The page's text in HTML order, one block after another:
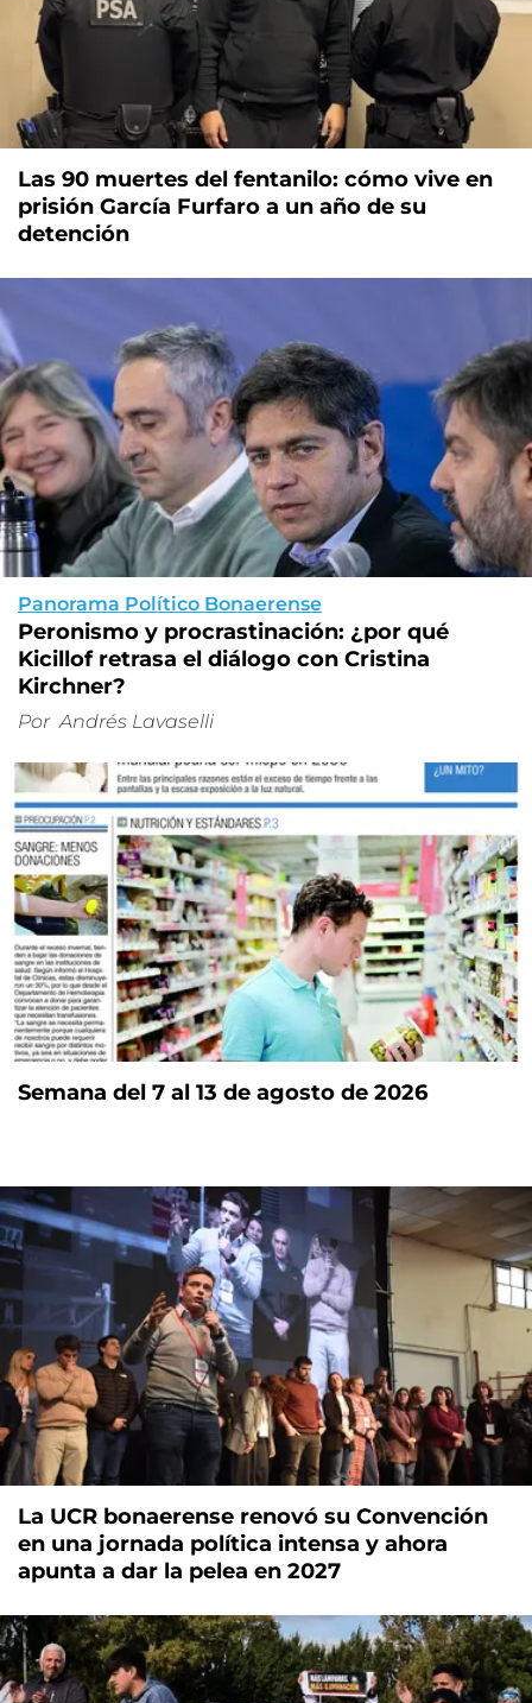
Las 90 muertes del fentanilo: cómo vive en
prisión García Furfaro a un año de su
detención
Panorama Político Bonaerense
Peronismo y procrastinación: ¿por qué
Kicillof retrasa el diálogo con Cristina
Kirchner?
Por Andrés Lavaselli
Semana del 7 al 13 de agosto de 2026
La UCR bonaerense renovó su Convención
en una jornada política intensa y ahora
apunta a dar la pelea en 2027